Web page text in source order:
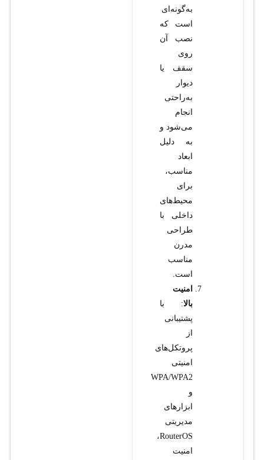
به‌گونه‌ای
است که
نصب آن
روی
سقف یا
دیوار
به‌راحتی
انجام
می‌شود و
به دلیل
ابعاد
مناسب،
برای
محیط‌های
داخلی با
طراحی
مدرن
مناسب
است.
امنیت
بالا: با
پشتیبانی
از
پروتکل‌های
امنیتی
WPA/WPA2
و
ابزارهای
مدیریتی
RouterOS،
امنیت